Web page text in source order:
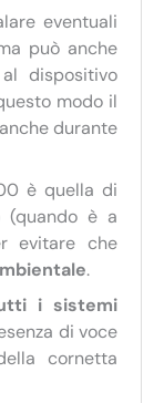
eventuali
può anche
dispositivo
modo il
durante
è quella di
(quando è a
evitare che
.
i sistemi
di voce
cornetta